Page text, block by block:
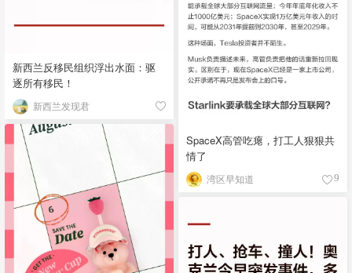
新西兰反移民组织浮出水面：驱
逐所有移民！
新西兰发现君
SpaceX高管吃瘪，打工人狠狠共
情了
湾区早知道 9